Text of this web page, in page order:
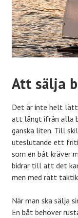
Att sälja
Det är inte helt lätt
att långt ifrån alla
ganska liten. Till
uteslutande ett
som en båt kräver
bidrar till att det
men med rätt
När man ska sälja
En båt behöver